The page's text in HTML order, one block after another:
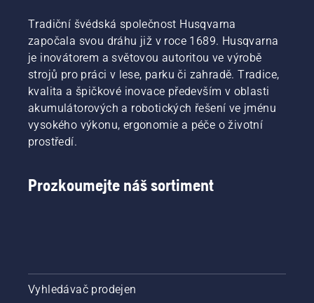
Tradiční švédská společnost Husqvarna
započala svou dráhu již v roce 1689. Husqvarna
je inovátorem a světovou autoritou ve výrobě
strojů pro práci v lese, parku či zahradě. Tradice,
kvalita a špičkové inovace především v oblasti
akumulátorových a robotických řešení ve jménu
vysokého výkonu, ergonomie a péče o životní
prostředí.
Prozkoumejte náš sortiment
Vyhledávač prodejen